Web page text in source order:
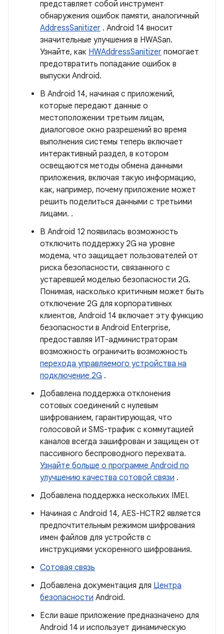
представляет собой инструмент
обнаружения ошибок памяти, аналогичный
AddressSanitizer . Android 14 вносит
значительные улучшения в HWASan.
Узнайте, как HWAddressSanitizer помогает
предотвратить попадание ошибок в
выпуски Android.
В Android 14, начиная с приложений,
которые передают данные о
местоположении третьим лицам,
диалоговое окно разрешений во время
выполнения системы теперь включает
интерактивный раздел, в котором
освещаются методы обмена данными
приложения, включая такую ​​информацию,
как, например, почему приложение может
решить поделиться данными с третьими
лицами. .
В Android 12 появилась возможность
отключить поддержку 2G на уровне
модема, что защищает пользователей от
риска безопасности, связанного с
устаревшей моделью безопасности 2G.
Понимая, насколько критичным может быть
отключение 2G для корпоративных
клиентов, Android 14 включает эту функцию
безопасности в Android Enterprise,
предоставляя ИТ-администраторам
возможность ограничить возможность
перехода управляемого устройства на
подключение 2G .
Добавлена ​​поддержка отклонения
сотовых соединений с нулевым
шифрованием, гарантирующая, что
голосовой и SMS-трафик с коммутацией
каналов всегда зашифрован и защищен от
пассивного беспроводного перехвата.
Узнайте больше о программе Android по
улучшению качества сотовой связи .
Добавлена ​​поддержка нескольких IMEI.
Начиная с Android 14, AES-HCTR2 является
предпочтительным режимом шифрования
имен файлов для устройств с
инструкциями ускоренного шифрования.
Сотовая связь
Добавлена ​​документация для Центра
безопасности Android.
Если ваше приложение предназначено для
Android 14 и использует динамическую